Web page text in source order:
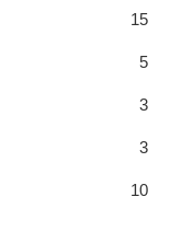
15
5
3
3
10